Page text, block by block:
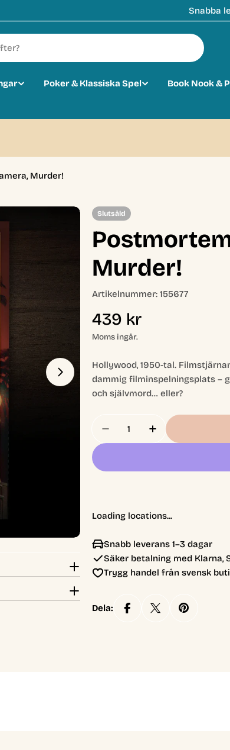
Snabba
Poker & Klassiska Spel Book Nook &
Murder!
Öppna media 1 i modal
Slutsåld
Murder!
Artikelnummer: 155677
Ordinarie
pris
439 kr
Moms ingår.
Hollywood, 1950-tal.
dammig filminspelningsplats –
och självmord… eller?
Minska Antal För
Öka Antal För
Loading locations...
Snabb leverans 1–3 dagar
Säker betalning med Klarna,
Trygg handel från svensk
Dela: